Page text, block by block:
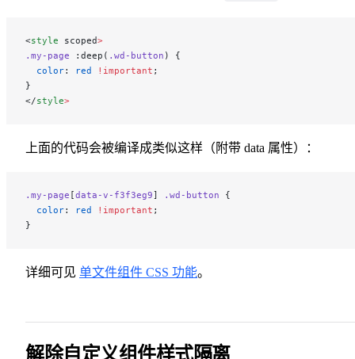
<style scoped>
.my-page :deep( .wd-button ) {
  color
: red !important ;
}
</style>
上面的代码会被编译成类似这样（附带 data 属性）：
.my-page [data-v-f3f3eg9] .wd-button {
  color
: red !important ;
}
详细可见 单文件组件 CSS 功能。
解除自定义组件样式隔离